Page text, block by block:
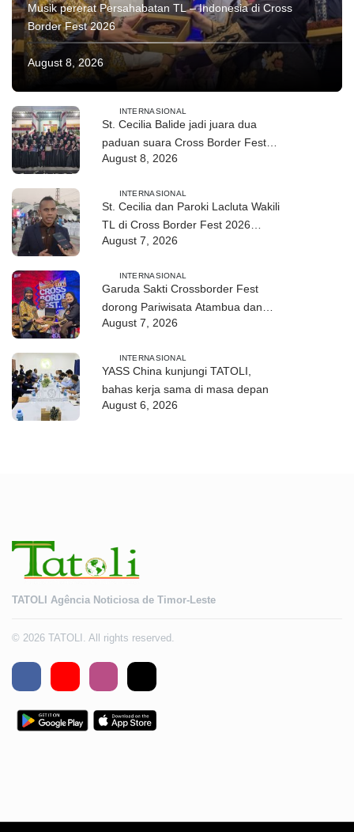
Musik pererat Persahabatan TL – Indonesia di Cross
Border Fest 2026
August 8, 2026
INTERNASIONAL
St. Cecilia Balide jadi juara dua
paduan suara Cross Border Fest
August 8, 2026
INTERNASIONAL
St. Cecilia dan Paroki Lacluta Wakili
TL di Cross Border Fest 2026
Atambua
August 7, 2026
INTERNASIONAL
Garuda Sakti Crossborder Fest
dorong Pariwisata Atambua dan
August 7, 2026
INTERNASIONAL
YASS China kunjungi TATOLI,
bahas kerja sama di masa depan
August 6, 2026
TATOLI Agência Noticiosa de Timor-Leste
© 2026 TATOLI. All rights reserved.